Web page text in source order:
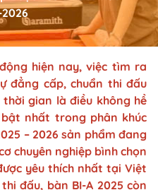
hiện nay, việc tìm ra
đẳng cấp, chuẩn thi đấu
gian là điều không hề
nhất trong phân khúc
– 2026 sản phẩm đang
chuyên nghiệp bình chọn
yêu thích nhất tại Việt
đấu, bàn BI-A 2025 còn